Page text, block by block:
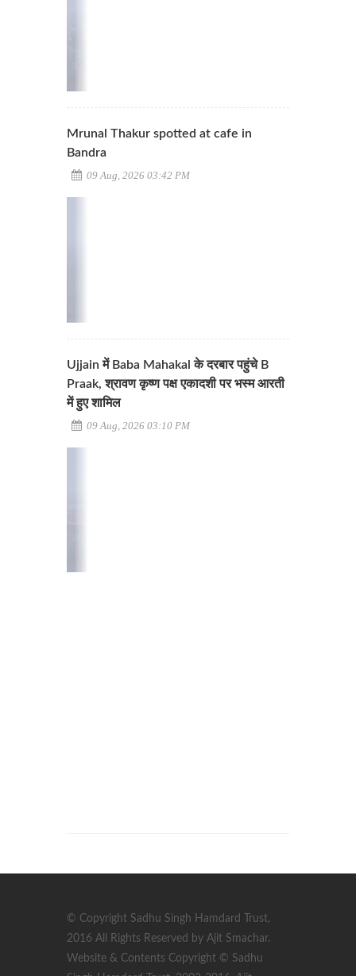
Mrunal Thakur spotted at cafe in
Bandra
09 Aug, 2026 03:42 PM
Ujjain में Baba Mahakal के दरबार पहुंचे B
Praak, श्रावण कृष्ण पक्ष एकादशी पर भस्म आरती
में हुए शामिल
09 Aug, 2026 03:10 PM
© Copyright Sadhu Singh Hamdard Trust,
2016 All Rights Reserved by Ajit Smachar.
Website & Contents Copyright © Sadhu